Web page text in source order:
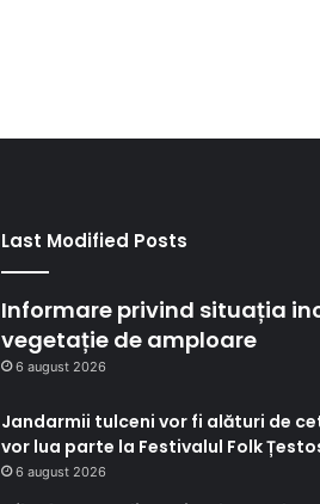
Last Modified Posts
Informare privind situația
vegetație de amploare
6 august 2026
Jandarmii tulceni vor fi alături de
vor lua parte la Festivalul Folk
6 august 2026